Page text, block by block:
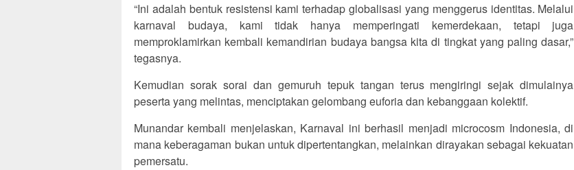
“Ini adalah bentuk resistensi kami terhadap globalisasi yang menggerus identitas. Melalui
karnaval budaya, kami tidak hanya memperingati kemerdekaan, tetapi juga
memproklamirkan kembali kemandirian budaya bangsa kita di tingkat yang paling dasar,”
tegasnya.
Kemudian sorak sorai dan gemuruh tepuk tangan terus mengiringi sejak dimulainya
peserta yang melintas, menciptakan gelombang euforia dan kebanggaan kolektif.
Munandar kembali menjelaskan, Karnaval ini berhasil menjadi microcosm Indonesia, di
mana keberagaman bukan untuk dipertentangkan, melainkan dirayakan sebagai kekuatan
pemersatu.